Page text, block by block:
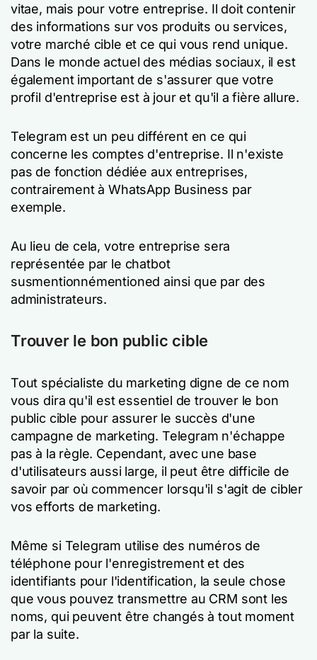
vitae, mais pour votre entreprise. Il doit contenir
des informations sur vos produits ou services,
votre marché cible et ce qui vous rend unique.
Dans le monde actuel des médias sociaux, il est
également important de s'assurer que votre
profil d'entreprise est à jour et qu'il a fière allure.
Telegram est un peu différent en ce qui
concerne les comptes d'entreprise. Il n'existe
pas de fonction dédiée aux entreprises,
contrairement à WhatsApp Business par
exemple.
Au lieu de cela, votre entreprise sera
représentée par le chatbot
susmentionnémentioned ainsi que par des
administrateurs.
Trouver le bon public cible
Tout spécialiste du marketing digne de ce nom
vous dira qu'il est essentiel de trouver le bon
public cible pour assurer le succès d'une
campagne de marketing. Telegram n'échappe
pas à la règle. Cependant, avec une base
d'utilisateurs aussi large, il peut être difficile de
savoir par où commencer lorsqu'il s'agit de cibler
vos efforts de marketing.
Même si Telegram utilise des numéros de
téléphone pour l'enregistrement et des
identifiants pour l'identification, la seule chose
que vous pouvez transmettre au CRM sont les
noms, qui peuvent être changés à tout moment
par la suite.